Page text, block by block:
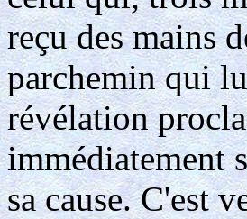
reçu des mains
parchemin qui
révélation
immédiatement
sa cause. C'est